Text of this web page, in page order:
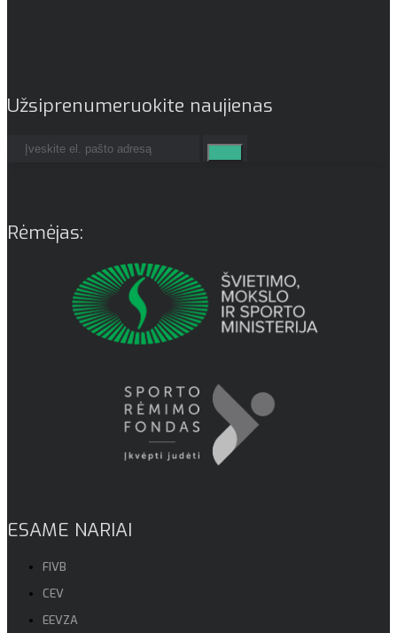
Užsiprenumeruokite naujienas
Rėmėjas:
ESAME NARIAI
FIVB
CEV
EEVZA